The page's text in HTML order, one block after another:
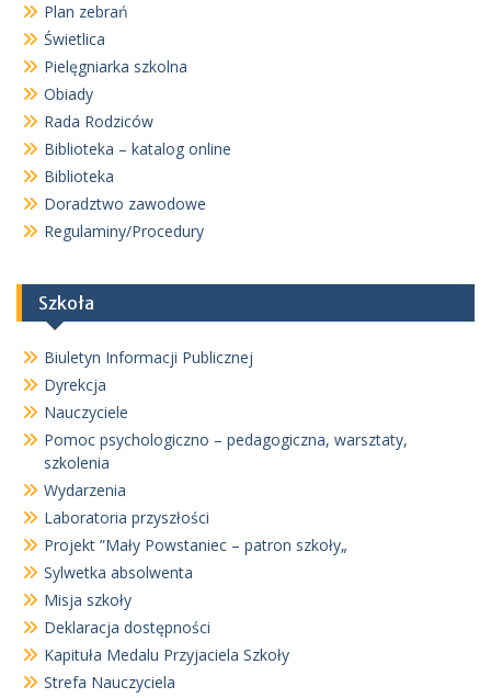
Plan zebrań
Świetlica
Pielęgniarka szkolna
Obiady
Rada Rodziców
Biblioteka – katalog online
Biblioteka
Doradztwo zawodowe
Regulaminy/Procedury
Szkoła
Biuletyn Informacji Publicznej
Dyrekcja
Nauczyciele
Pomoc psychologiczno – pedagogiczna, warsztaty,
szkolenia
Wydarzenia
Laboratoria przyszłości
Projekt ”Mały Powstaniec – patron szkoły„
Sylwetka absolwenta
Misja szkoły
Deklaracja dostępności
Kapituła Medalu Przyjaciela Szkoły
Strefa Nauczyciela